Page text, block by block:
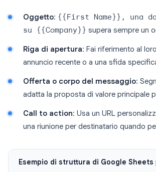
Oggetto: {{First Name}}, una
su {{Company}} supera sempre un
Riga di apertura: Fai riferimento al
annuncio recente o a una sfida
Offerta o corpo del messaggio:
adatta la proposta di valore principale
Call to action: Usa un URL
una riunione per destinatario quando
Esempio di struttura di Google Sheets